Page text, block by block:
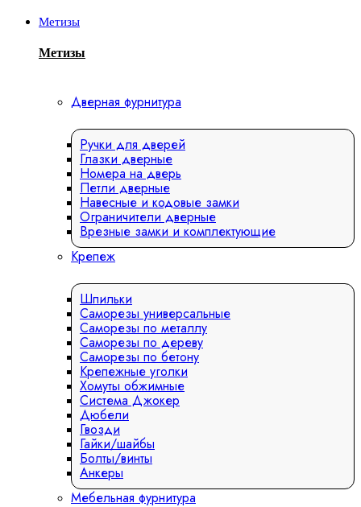
Метизы
Метизы
Дверная фурнитура
Ручки для дверей
Глазки дверные
Номера на дверь
Петли дверные
Навесные и кодовые замки
Ограничители дверные
Врезные замки и комплектующие
Крепеж
Шпильки
Саморезы универсальные
Саморезы по металлу
Саморезы по дереву
Саморезы по бетону
Крепежные уголки
Хомуты обжимные
Система Джокер
Дюбели
Гвозди
Гайки/шайбы
Болты/винты
Анкеры
Мебельная фурнитура